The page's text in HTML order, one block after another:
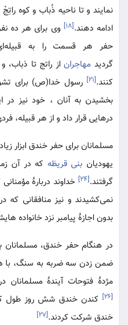
نمایند و تا ناحیه ذُباب و کوه
ادامه دهند.[۱۸] وی برای هر ده
حفر هر قسمت را به
گردید مهاجراناز راتج تا ذباب، و
کنند.[۲۱]
رسول خدا(ص) برای
بخشیدن به آنان ، خود نیز در
درهایی قرار داد و از هر قبیله،
مسلمانان برای حفر خندق ابزار
یهودیان بنی قریظه که در آن
گرفتند.[۲۴]
خداوند دربارۀ
نمی‌کشیدند و نیز منافقانی
بدون اجازۀ پیامبر نزد خانواده
در هنگام حفر خندق، مسلمانان
ضمن زدن سه ضربه به سنگ، با
مژدۀ فتوحات آیندۀ مسلمانان
[۲۶]
کندن خندق شش روز طول
خندق شرکت کردند.[۲۷]